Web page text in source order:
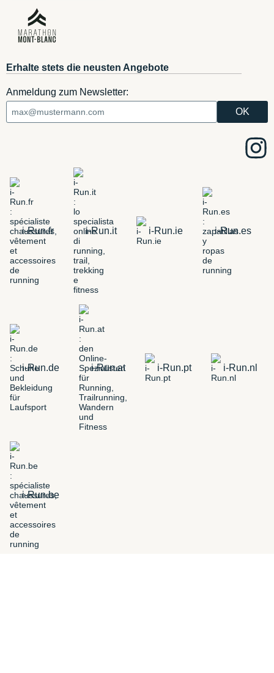
Erhalte stets die neusten Angebote
Anmeldung zum Newsletter:
i-Run.fr i-Run.it i-Run.ie i-Run.es
i-Run.de i-Run.at i-Run.pt i-Run.nl
i-Run.be